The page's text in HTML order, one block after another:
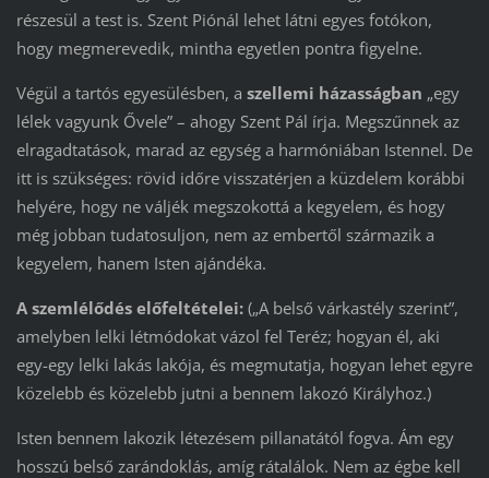
részesül a test is. Szent Piónál lehet látni egyes fotókon,
hogy megmerevedik, mintha egyetlen pontra figyelne.
Végül a tartós egyesülésben, a szellemi házasságban „egy
lélek vagyunk Ővele” – ahogy Szent Pál írja. Megszűnnek az
elragadtatások, marad az egység a harmóniában Istennel. De
itt is szükséges: rövid időre visszatérjen a küzdelem korábbi
helyére, hogy ne váljék megszokottá a kegyelem, és hogy
még jobban tudatosuljon, nem az embertől származik a
kegyelem, hanem Isten ajándéka.
A szemlélődés előfeltételei: („A belső várkastély szerint”,
amelyben lelki létmódokat vázol fel Teréz; hogyan él, aki
egy-egy lelki lakás lakója, és megmutatja, hogyan lehet egyre
közelebb és közelebb jutni a bennem lakozó Királyhoz.)
Isten bennem lakozik létezésem pillanatától fogva. Ám egy
hosszú belső zarándoklás, amíg rátalálok. Nem az égbe kell